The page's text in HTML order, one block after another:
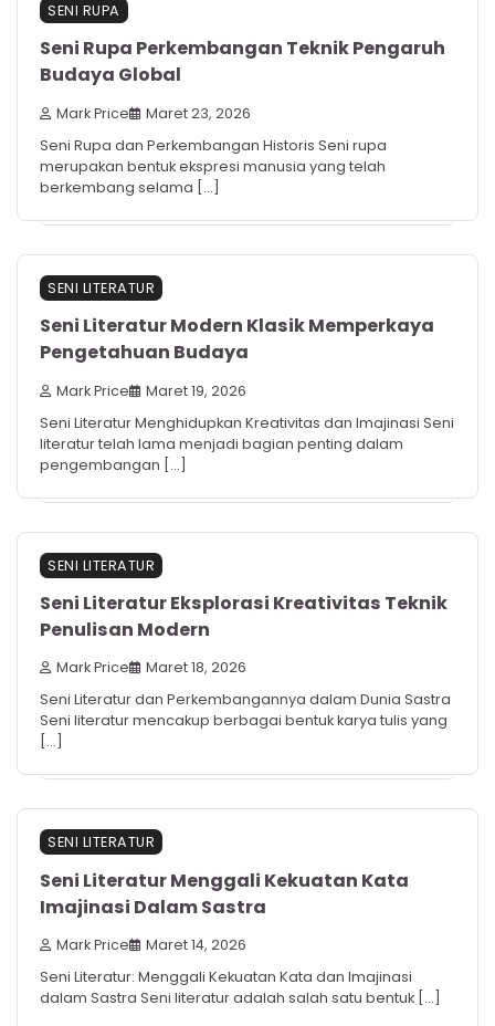
SENI RUPA
Seni Rupa Perkembangan Teknik Pengaruh
Budaya Global
Mark Price Maret 23, 2026
Seni Rupa dan Perkembangan Historis Seni rupa
merupakan bentuk ekspresi manusia yang telah
berkembang selama […]
SENI LITERATUR
Seni Literatur Modern Klasik Memperkaya
Pengetahuan Budaya
Mark Price Maret 19, 2026
Seni Literatur Menghidupkan Kreativitas dan Imajinasi Seni
literatur telah lama menjadi bagian penting dalam
pengembangan […]
SENI LITERATUR
Seni Literatur Eksplorasi Kreativitas Teknik
Penulisan Modern
Mark Price Maret 18, 2026
Seni Literatur dan Perkembangannya dalam Dunia Sastra
Seni literatur mencakup berbagai bentuk karya tulis yang
[…]
SENI LITERATUR
Seni Literatur Menggali Kekuatan Kata
Imajinasi Dalam Sastra
Mark Price Maret 14, 2026
Seni Literatur: Menggali Kekuatan Kata dan Imajinasi
dalam Sastra Seni literatur adalah salah satu bentuk […]